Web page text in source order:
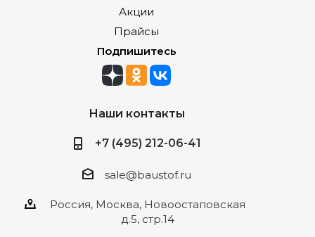
Акции
Прайсы
Подпишитесь
Наши контакты
+7 (495) 212-06-41
sale@baustof.ru
Россия, Москва, Новоостаповская
д.5, стр.14